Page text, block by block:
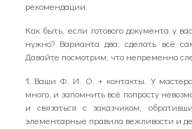
рекомендации.
Как быть, если готового документа у
нужно? Варианта два: сделать всё
Давайте посмотрим, что непременно
1. Ваши Ф. И. О. + контакты. У мастера
много, и запомнить всё попросту
и связаться с заказчиком,
элементарные правила вежливости и